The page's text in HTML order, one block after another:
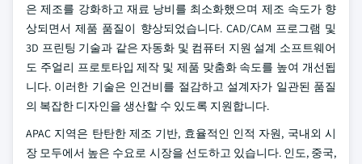
은 제조를 강화하고 재료 낭비를 최소화했으며 제조 속도가 향
상되면서 제품 품질이 향상되었습니다. CAD/CAM 프로그램 및
3D 프린팅 기술과 같은 자동화 및 컴퓨터 지원 설계 소프트웨어
도 주얼리 프로토타입 제작 및 제품 맞춤화 속도를 높여 개선됩
니다. 이러한 기술은 인건비를 절감하고 설계자가 일관된 품질
의 복잡한 디자인을 생산할 수 있도록 지원합니다.
APAC 지역은 탄탄한 제조 기반, 효율적인 인적 자원, 국내외 시
장 모두에서 높은 수요로 시장을 선도하고 있습니다. 인도, 중국,